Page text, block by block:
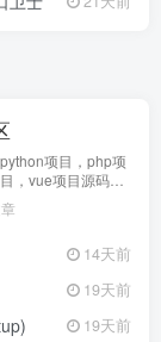
项目，php项
，vue项目源码免
14天前
19天前
19天前